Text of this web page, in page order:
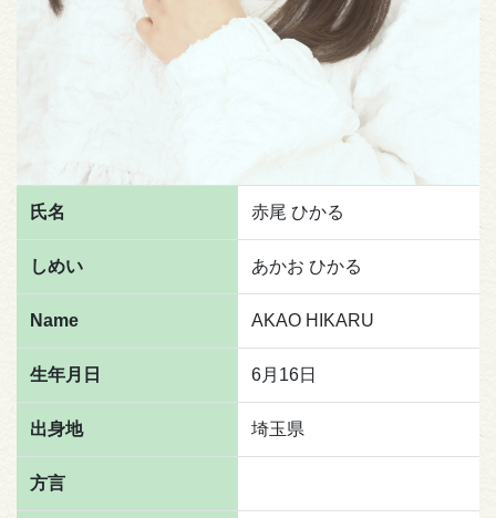
氏名 赤尾 ひかる
しめい あかお ひかる
Name AKAO HIKARU
生年月日 6月16日
出身地 埼玉県
方言